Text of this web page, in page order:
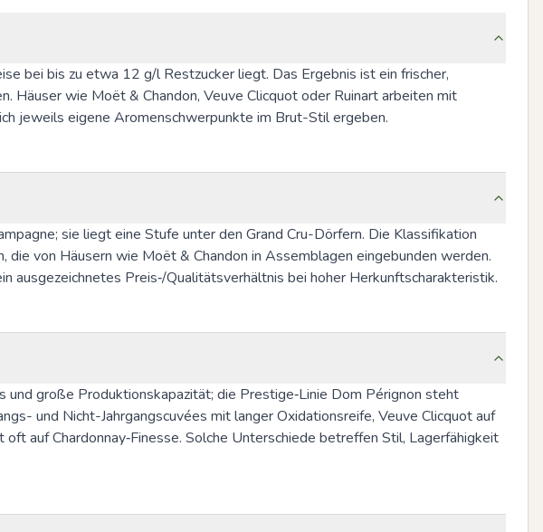
bei bis zu etwa 12 g/l Restzucker liegt. Das Ergebnis ist ein frischer,
Häuser wie Moët & Chandon, Veuve Clicquot oder Ruinart arbeiten mit
jeweils eigene Aromenschwerpunkte im Brut-Stil ergeben.
sie liegt eine Stufe unter den Grand Cru-Dörfern. Die Klassifikation
von Häusern wie Moët & Chandon in Assemblagen eingebunden werden.
Preis‑/Qualitätsverhältnis bei hoher Herkunftscharakteristik.
große Produktionskapazität; die Prestige‑Linie Dom Pérignon steht
und Nicht-Jahrgangscuvées mit langer Oxidationsreife, Veuve Clicquot auf
auf Chardonnay‑Finesse. Solche Unterschiede betreffen Stil, Lagerfähigkeit